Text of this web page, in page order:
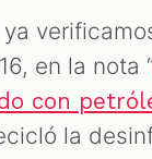
en la nota
con
la